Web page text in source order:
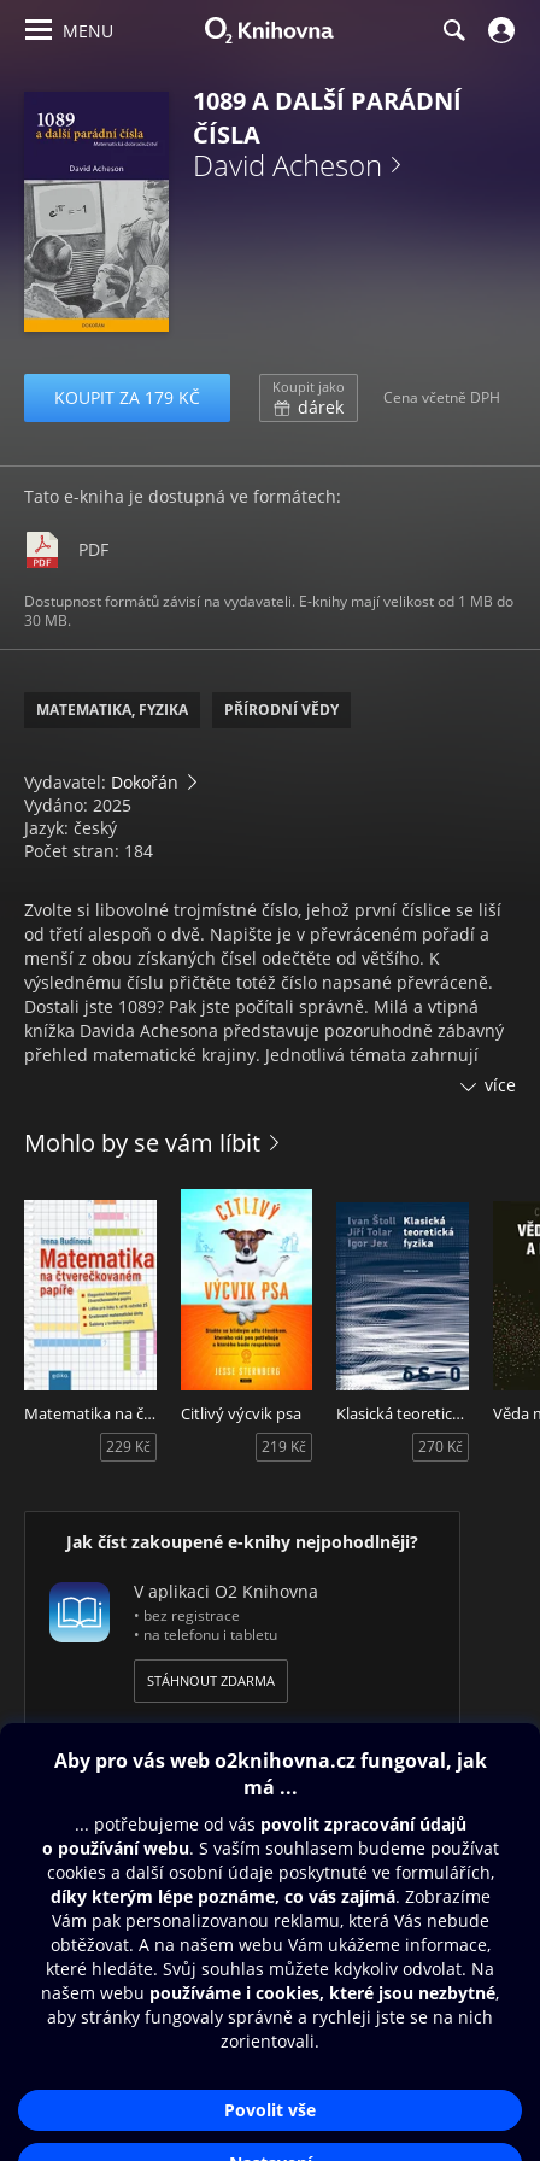
MENU
1089 A DALŠÍ PARÁDNÍ
ČÍSLA
David Acheson
KOUPIT ZA 179 KČ Koupit jako
dárek Cena včetně DPH
Tato e-kniha je dostupná ve formátech:
PDF
Dostupnost formátů závisí na vydavateli. E-knihy mají velikost od 1 MB do
30 MB.
MATEMATIKA, FYZIKA PŘÍRODNÍ VĚDY
Vydavatel: Dokořán
Vydáno: 2025
Jazyk: český
Počet stran: 184
Zvolte si libovolné trojmístné číslo, jehož první číslice se liší
od třetí alespoň o dvě. Napište je v převráceném pořadí a
menší z obou získaných čísel odečtěte od většího. K
výslednému číslu přičtěte totéž číslo napsané převráceně.
Dostali jste 1089? Pak jste počítali správně. Milá a vtipná
knížka Davida Achesona představuje pozoruhodně zábavný
přehled matematické krajiny. Jednotlivá témata zahrnují
známé i méně známé fascinující hádanky (královecké mosty,
Autor popisuje nejkrásnější matematické vztahy, významné
chyby. Text je výstižně ilustrován světovými karikaturisty.
Stručně řečeno, jde o jeden z nejčtivějších matematických
výkladů všech dob.
více
Mohlo by se vám líbit
Matematika na čtverečkovaném papíře
229 Kč
Citlivý výcvik psa
219 Kč
Klasická teoretická fyzika
270 Kč
Jak číst zakoupené e-knihy nejpohodlněji?
V aplikaci O2 Knihovna
• bez registrace
• na telefonu i tabletu
STÁHNOUT ZDARMA
Obsah ke stažení
Moje O2 Knihovna
Další zábava
© O2 Czech Republic a.s.
Přístupnost
Zásady zpracování osobních údajůAplikace O2 Knihovna